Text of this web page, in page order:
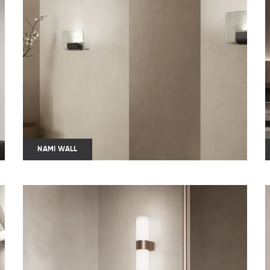
NAMI WALL